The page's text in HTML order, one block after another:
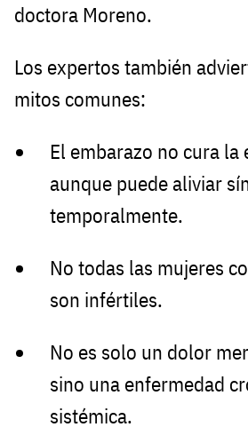
doctora Moreno.
Los expertos también
mitos comunes:
El embarazo no cura
aunque puede aliviar
temporalmente.
No todas las mujeres
son infértiles.
No es solo un dolor
sino una enfermedad
sistémica.